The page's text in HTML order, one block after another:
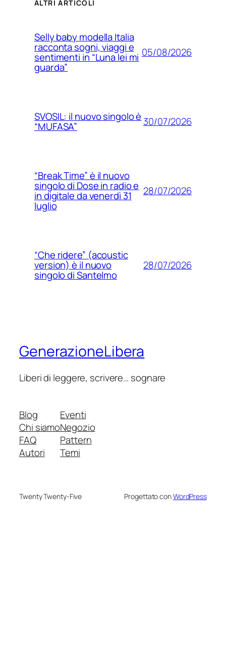
ALTRI ARTICOLI
Selly baby modella Italia
racconta sogni, viaggi e
sentimenti in “Luna lei mi
guarda”
05/08/2026
SVOSIL: il nuovo singolo è
“MUFASA” 30/07/2026
“Break Time” è il nuovo
singolo di Dose in radio e
in digitale da venerdì 31
luglio
28/07/2026
“Che ridere” (acoustic
version) è il nuovo
singolo di Santelmo
28/07/2026
GenerazioneLibera
Liberi di leggere, scrivere… sognare
Blog
Chi siamo
FAQ
Autori
Eventi
Negozio
Pattern
Temi
Twenty Twenty-Five Progettato conWordPress